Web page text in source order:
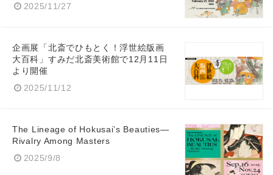
2025/11/27
企画展「北斎でひもとく！浮世絵版画
大百科」すみだ北斎美術館で12月11日
より開催
2025/11/12
The Lineage of Hokusai’s Beauties—
Rivalry Among Masters
2025/9/8